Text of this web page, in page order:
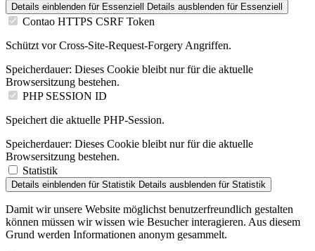
Details einblenden für Essenziell Details ausblenden für Essenziell
Contao HTTPS CSRF Token
Schützt vor Cross-Site-Request-Forgery Angriffen.
Speicherdauer: Dieses Cookie bleibt nur für die aktuelle
Browsersitzung bestehen.
PHP SESSION ID
Speichert die aktuelle PHP-Session.
Speicherdauer: Dieses Cookie bleibt nur für die aktuelle
Browsersitzung bestehen.
Statistik
Details einblenden für Statistik Details ausblenden für Statistik
Damit wir unsere Website möglichst benutzerfreundlich gestalten
können müssen wir wissen wie Besucher interagieren. Aus diesem
Grund werden Informationen anonym gesammelt.